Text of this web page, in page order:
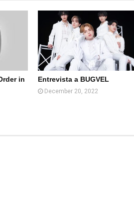
in
Entrevista a BUGVEL
December 20, 2022